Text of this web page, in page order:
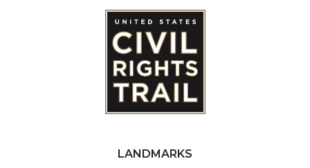
LANDMARKS